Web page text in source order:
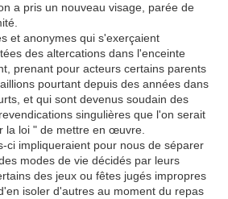
a pris un nouveau visage, parée de
et anonymes qui s'exerçaient
des altercations dans l'enceinte
prenant pour acteurs certains parents
pourtant depuis des années dans
et qui sont devenus soudain des
singulières que l'on serait
la loi " de mettre en œuvre.
ci impliqueraient pour nous de séparer
modes de vie décidés par leurs
des jeux ou fêtes jugés impropres
isoler d'autres au moment du repas